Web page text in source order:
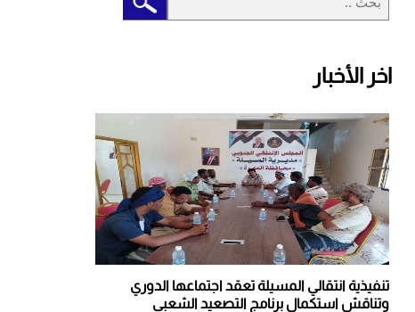
اخر الأخبار
تنفيذية انتقالي المسيلة تعقد اجتماعها الدوري
وتناقش استكمال برنامج التصعيد الشعبي